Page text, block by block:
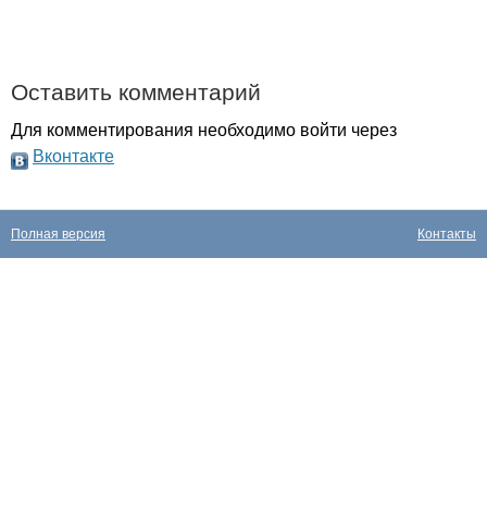
Оставить комментарий
Для комментирования необходимо войти через
Вконтакте
Контакты
Полная версия